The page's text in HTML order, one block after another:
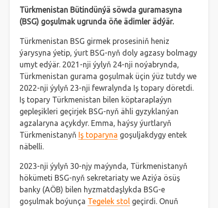
Türkmenistan Bütindünýä söwda guramasyna
(BSG) goşulmak ugrunda öňe ädimler ädýär.
Türkmenistan BSG girmek prosesiniň heniz
ýarysyna ýetip, ýurt BSG-nyň doly agzasy bolmagy
umyt edýär. 2021-nji ýylyň 24-nji noýabrynda,
Türkmenistan gurama goşulmak üçin ýüz tutdy we
2022-nji ýylyň 23-nji fewralynda Iş topary döretdi.
Iş topary Türkmenistan bilen köptaraplaýyn
gepleşikleri geçirjek BSG-nyň ähli gyzyklanýan
agzalaryna açykdyr. Emma, haýsy ýurtlaryň
Türkmenistanyň Iş toparyna goşuljakdygy entek
näbelli.
2023-nji ýylyň 30-njy maýynda, Türkmenistanyň
hökümeti BSG-nyň sekretariaty we Aziýa ösüş
banky (AÖB) bilen hyzmatdaşlykda BSG-e
goşulmak boýunça Tegelek stol geçirdi. Onuň